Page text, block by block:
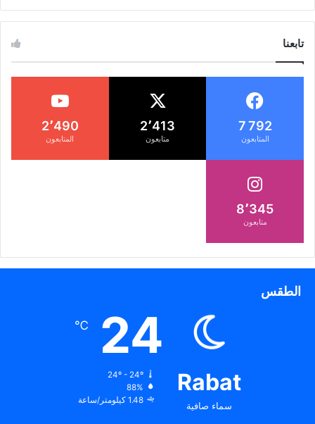
تابعنا
7 792
المتابعون
2٬413
متابعون
2٬490
المتابعون
8٬345
متابعون
الطقس
Rabat
سماء صافية
24
℃
24º - 24º
88%
1.48 كيلومتر/ساعة